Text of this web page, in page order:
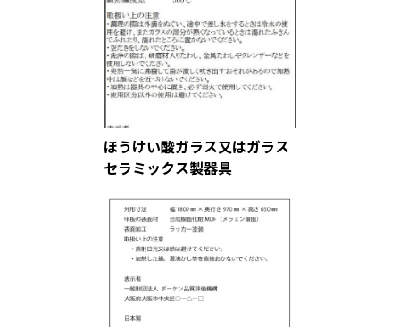
ほうけい酸ガラス又はガラス
セラミックス製器具